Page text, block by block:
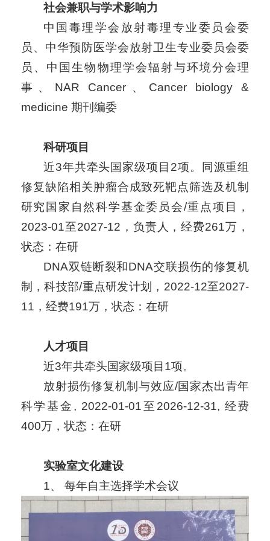
社会兼职与学术影响力
中国毒理学会放射毒理专业委员会委
员、中华预防医学会放射卫生专业委员会委
员、中国生物物理学会辐射与环境分会理
事、 NAR Cancer、Cancer biology &
medicine 期刊编委
科研项目
近3年共牵头国家级项目2项。同源重组
修复缺陷相关肿瘤合成致死靶点筛选及机制
研究国家自然科学基金委员会/重点项目，
2023-01至2027-12，负责人，经费261万，
状态：在研
DNA双链断裂和DNA交联损伤的修复机
制，科技部/重点研发计划，2022-12至2027-
11，经费191万，状态：在研
人才项目
近3年共牵头国家级项目1项。
放射损伤修复机制与效应/国家杰出青年
科学基金, 2022-01-01至2026-12-31, 经费
400万，状态：在研
实验室文化建设
1、 每年自主选择学术会议